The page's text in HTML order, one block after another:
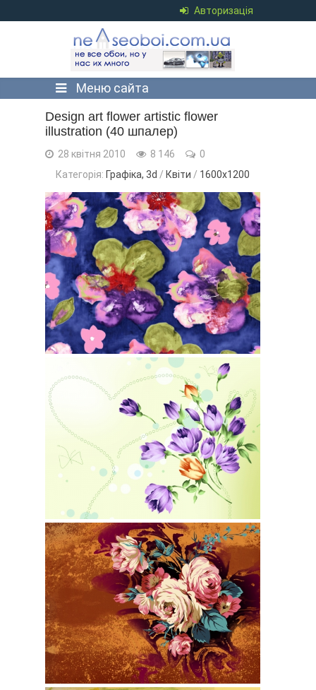
Авторизація
Меню сайта
Design art flower artistic flower
illustration (40 шпалер)
28 квітня 2010 8 146
0
Категорія: Графіка, 3d / Квіти / 1600x1200